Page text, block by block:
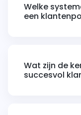
Welke
een
Wat zijn de
succesvol